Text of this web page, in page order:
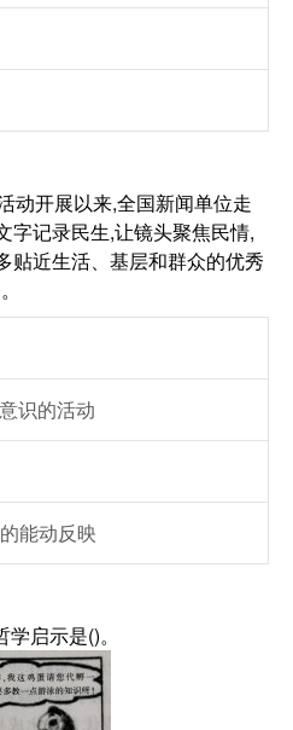
动开展以来,全国新闻单位走
字记录民生,让镜头聚焦民情,
贴近生活、基层和群众的优秀
识的活动
能动反映
启示是()。